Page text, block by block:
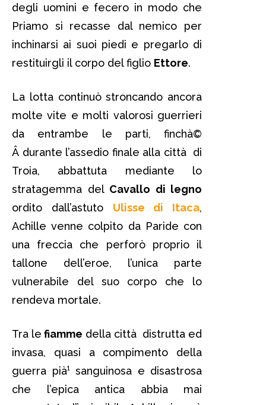
degli uomini e fecero in modo che
Priamo si recasse dal nemico per
inchinarsi ai suoi piedi e pregarlo di
restituirgli il corpo del figlio Ettore.
La lotta continuò stroncando ancora
molte vite e molti valorosi guerrieri
da entrambe le parti, finchà©
Â durante l’assedio finale alla città di
Troia, abbattuta mediante lo
stratagemma del Cavallo di legno
ordito dall’astuto Ulisse di Itaca,
Achille venne colpito da Paride con
una freccia che perforò proprio il
tallone dell’eroe, l’unica parte
vulnerabile del suo corpo che lo
rendeva mortale.
Tra le fiamme della città distrutta ed
invasa, quasi a compimento della
guerra pià¹ sanguinosa e disastrosa
che l’epica antica abbia mai